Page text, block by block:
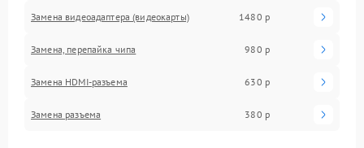
Замена видеоадаптера (видеокарты) 1480 р
Замена, перепайка чипа 980 р
Замена HDMI-разъема 630 р
Замена разъема 380 р